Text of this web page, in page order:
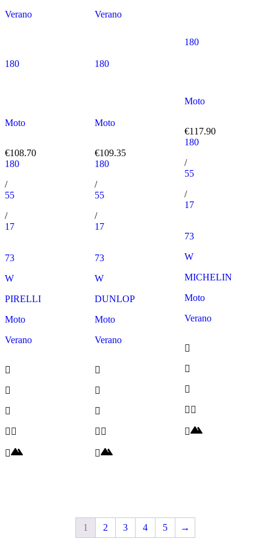
Verano
180
Moto
€108.70
180
/
55
/
17
73
W
PIRELLI
Moto
Verano
Verano
180
Moto
€109.35
180
/
55
/
17
73
W
DUNLOP
Moto
Verano
180
Moto
€117.90
180
/
55
/
17
73
W
MICHELIN
Moto
Verano
1 2 3 4 5 →